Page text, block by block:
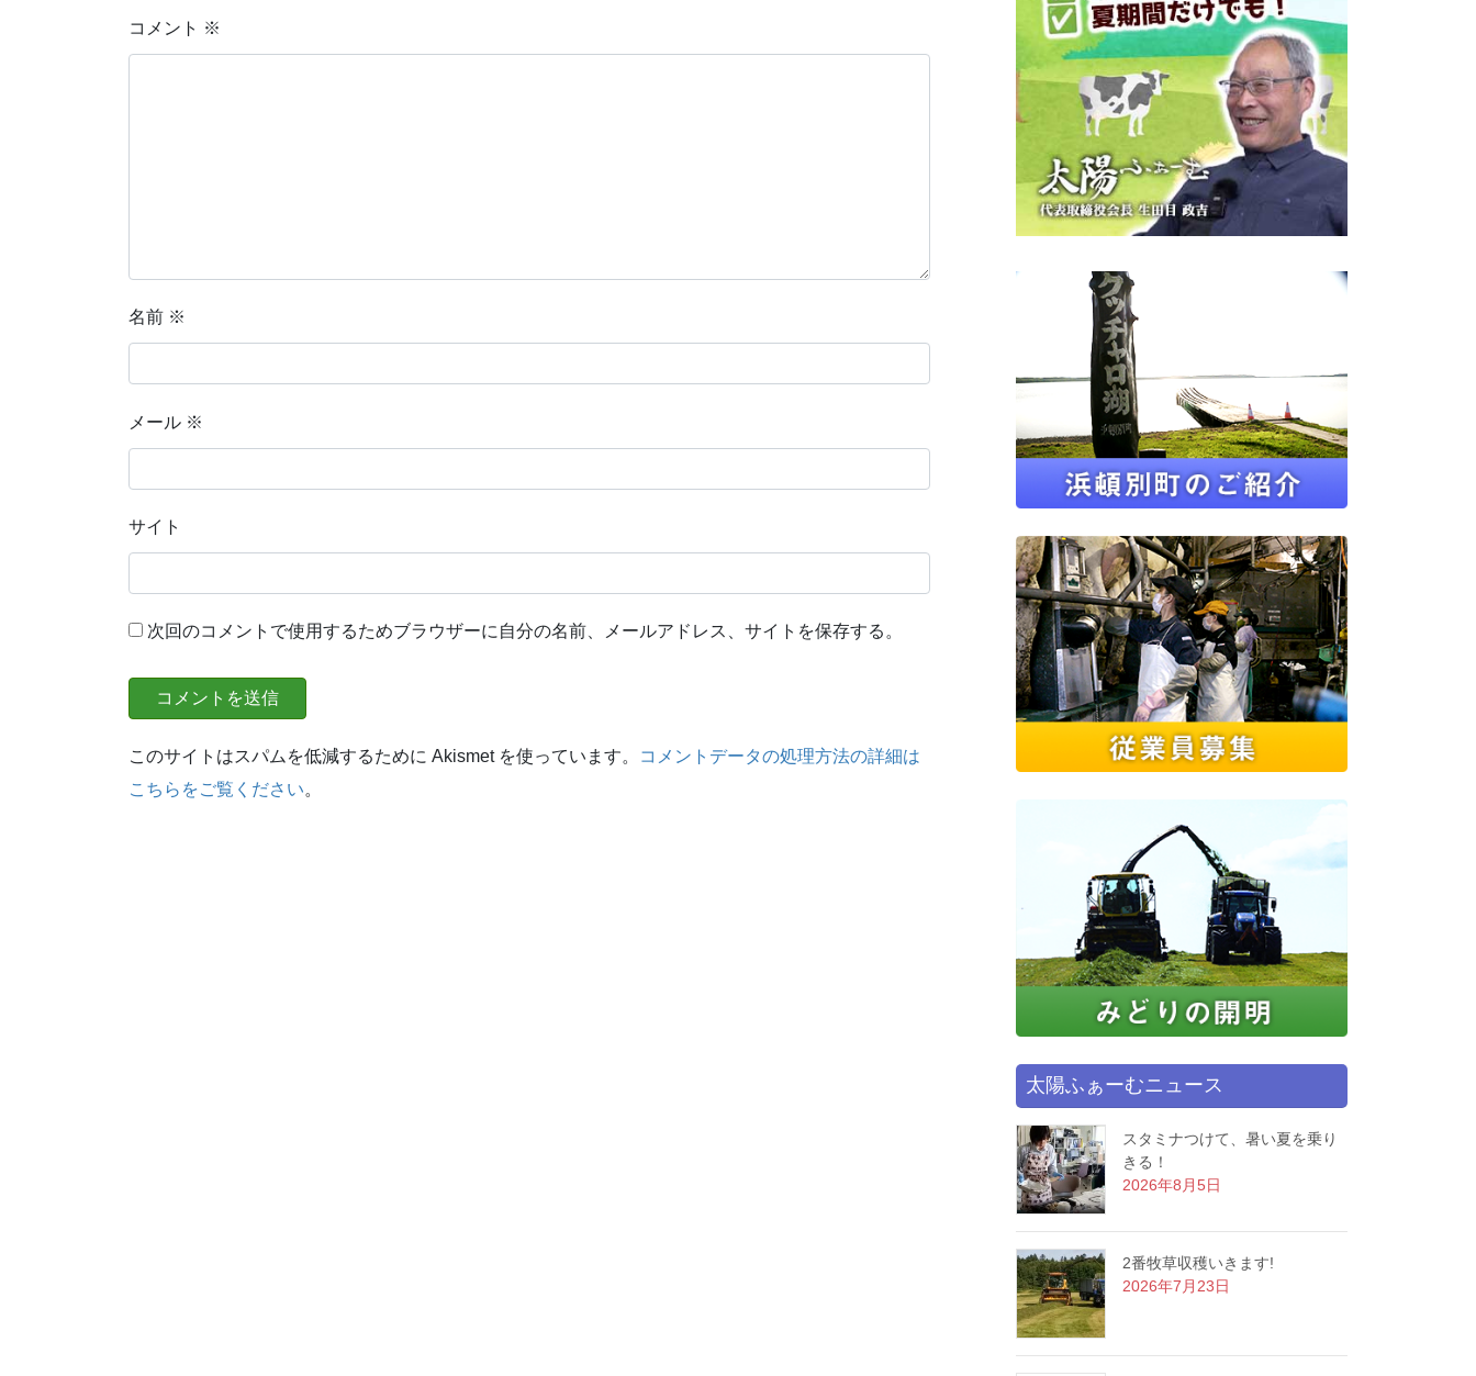
コメント ※
名前 ※
メール ※
サイト
次回のコメントで使用するためブラウザーに自分の名前、メールアドレス、サイトを保存する。
このサイトはスパムを低減するために Akismet を使っています。
コメントデータの処理方法の詳細は
こちらをご覧ください。
太陽ふぁーむニュース
スタミナつけて、暑い夏を乗り
きる！
2026年8月5日
2番牧草収穫いきます!
2026年7月23日